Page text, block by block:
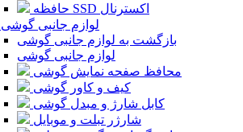
حافظه SSD اکسترنال
لوازم جانبی گوشی
بازگشت به لوازم جانبی گوشی
لوازم جانبی گوشی
محافظ صفحه نمایش گوشی
کیف و کاور گوشی
کابل شارژ و مبدل گوشی
شارژر تبلت و موبایل